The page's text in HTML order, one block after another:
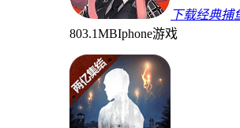
下载经典捕
803.1MBIphone游戏